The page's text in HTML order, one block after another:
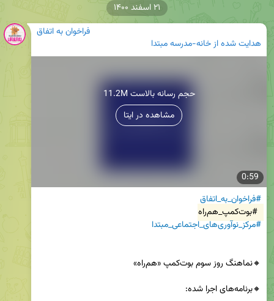
فراخوان به اتفاق
هدایت شده ازخانه-مدرسه مبتدا
0:59
11.2M حجم رسانه بالاست
مشاهده در ایتا
#فراخوان_به_اتفاق
#بوت‌کمپ_هم‌راه
#مرکز_نوآوری‌های_اجتماعی_مبتدا
۲۱ اسفند ۱۴۰۰